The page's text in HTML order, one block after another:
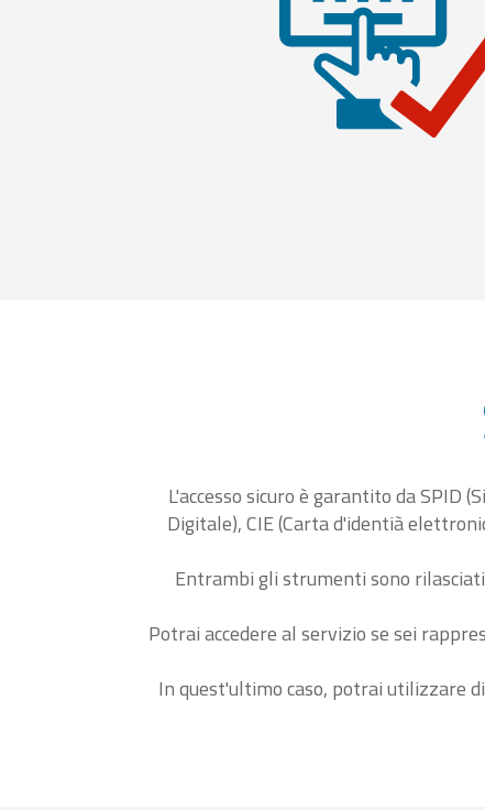
L'accesso sicuro è garantito da SPID
Digitale), CIE (Carta d'identià
Entrambi gli strumenti sono
Potrai accedere al servizio se sei
In quest'ultimo caso, potrai utilizzare